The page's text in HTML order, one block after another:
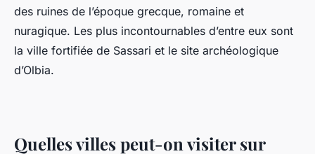
des ruines de l’époque grecque, romaine et
nuragique. Les plus incontournables d’entre eux sont
la ville fortifiée de Sassari et le site archéologique
d’Olbia.
Quelles villes peut-on visiter sur